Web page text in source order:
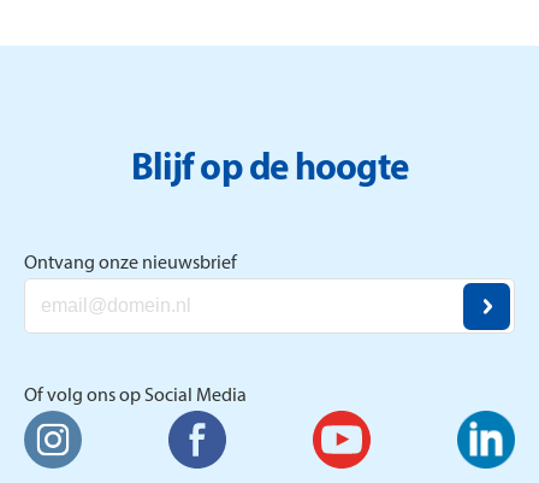
Blijf op de hoogte
Ontvang onze nieuwsbrief
Of volg ons op Social Media